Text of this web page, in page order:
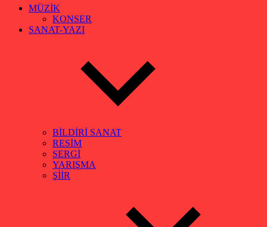
MÜZİK
KONSER
SANAT-YAZI
BİLDİRİ SANAT
RESİM
SERGİ
YARIŞMA
ŞİİR